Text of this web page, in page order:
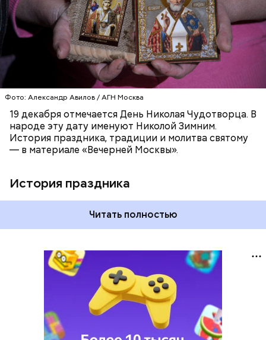
Фото: Александр Авилов / АГН Москва
19 декабря отмечается День Николая Чудотворца. В
народе эту дату именуют Николой Зимним.
История праздника, традиции и молитва святому
— в материале «Вечерней Москвы».
История праздника
Читать полностью
ХРИСТИАНСТВО
РЕЛИГИЯ ЦЕРКОВЬ